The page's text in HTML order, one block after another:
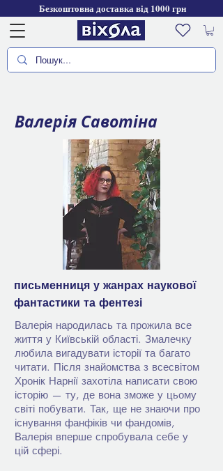
Безкоштовна доставка від 1000 грн
Валерія Савотіна
письменниця у жанрах наукової
фантастики та фентезі
Валерія народилась та прожила все
життя у Київській області. Змалечку
любила вигадувати історії та багато
читати. Після знайомства з всесвітом
Хронік Нарнії захотіла написати свою
історію — ту, де вона зможе у цьому
світі побувати. Так, ще не знаючи про
існування фанфіків чи фандомів,
Валерія вперше спробувала себе у
цій сфері.